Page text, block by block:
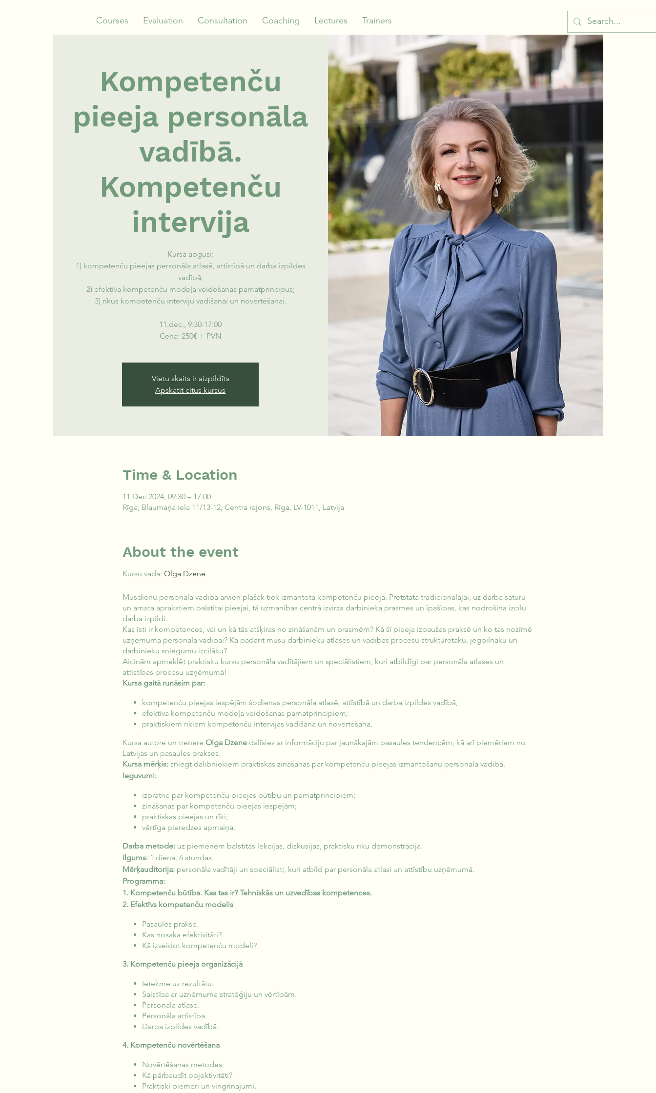
Courses Evaluation Consultation Coaching Lectures Trainers
Kompetenču
pieeja personāla
vadībā.
Kompetenču
intervija
Kursā apgūsi:
1) kompetenču pieejas personāla atlasē, attīstībā un darba izpildes
vadībā;
2) efektīva kompetenču modeļa veidošanas pamatprincipus;
3) rīkus kompetenču interviju vadīšanai un novērtēšanai.
11.dec., 9:30-17:00
Cena: 250€ + PVN
Vietu skaits ir aizpildīts
Apskatīt citus kursus
Time & Location
11 Dec 2024, 09:30 – 17:00
Rīga, Blaumaņa iela 11/13-12, Centra rajons, Rīga, LV-1011, Latvija
About the event
Kursu vada: Olga Dzene
Mūsdienu personāla vadībā arvien plašāk tiek izmantota kompetenču pieeja. Pretstatā tradicionālajai, uz darba saturu
un amata aprakstiem balstītai pieejai, tā uzmanības centrā izvirza darbinieka prasmes un īpašības, kas nodrošina izcilu
darba izpildi.
Kas īsti ir kompetences, vai un kā tās atšķiras no zināšanām un prasmēm? Kā šī pieeja izpaužas praksē un ko tas nozīmē
uzņēmuma personāla vadībai? Kā padarīt mūsu darbinieku atlases un vadības procesu strukturētāku, jēgpilnāku un
darbinieku sniegumu izcilāku?
Aicinām apmeklēt praktisku kursu personāla vadītājiem un speciālistiem, kuri atbildīgi par personāla atlases un
attīstības procesu uzņēmumā!
Kursa gaitā runāsim par:
kompetenču pieejas iespējām šodienas personāla atlasē, attīstībā un darba izpildes vadībā;
efektīva kompetenču modeļa veidošanas pamatprincipiem;
praktiskiem rīkiem kompetenču intervijas vadīšanā un novērtēšanā.
Kursa autore un trenere Olga Dzenedalīsies ar informāciju par jaunākajām pasaules tendencēm, kā arī piemēriem no
Latvijas un pasaules prakses.
Kursa mērķis: sniegt dalībniekiem praktiskas zināšanas par kompetenču pieejas izmantošanu personāla vadībā.
Ieguvumi:
izpratne par kompetenču pieejas būtību un pamatprincipiem;
zināšanas par kompetenču pieejas iespējām;
praktiskas pieejas un rīki;
vērtīga pieredzes apmaiņa.
Darba metode:uz piemēriem balstītas lekcijas, diskusijas, praktisku rīku demonstrācija.
Ilgums: 1 diena, 6 stundas.
Mērķauditorija:personāla vadītāji un speciālisti, kuri atbild par personāla atlasi un attīstību uzņēmumā.
Programma:
1. Kompetenču būtība. Kas tas ir? Tehniskās un uzvedības kompetences.
2. Efektīvs kompetenču modelis
Pasaules prakse.
Kas nosaka efektivitāti?
Kā izveidot kompetenču modeli?
3. Kompetenču pieeja organizācijā
Ietekme uz rezultātu.
Saistība ar uzņēmuma stratēģiju un vērtībām.
Personāla atlase.
Personāla attīstība.
Darba izpildes vadībā.
4. Kompetenču novērtēšana
Novērtēšanas metodes.
Kā pārbaudīt objektivitāti?
Praktiski piemēri un vingrinājumi.